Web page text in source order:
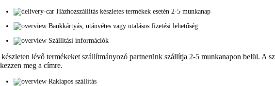
Házhozszállítás készletes termékek esetén 2-5 munkanap
Bankkártyás, utánvétes vagy utalásos fizetési lehetőség
Szállítási információk
lévő termékeket szállítmányozó partnerünk szállítja 2-5 munkanapon belül. A
meg a címre.
Raklapos szállítás